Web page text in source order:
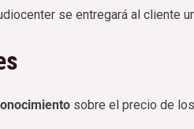
se entregará al cliente
sobre el precio de